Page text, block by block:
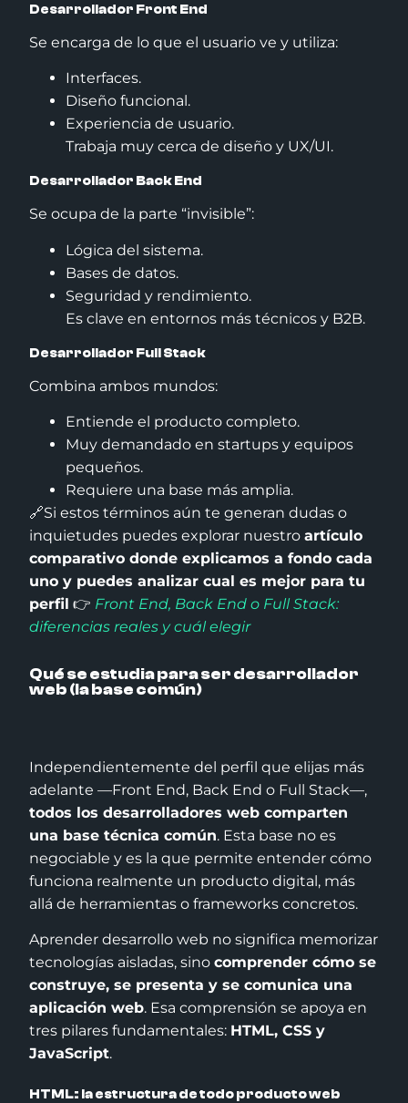
Desarrollador Front End
Se encarga de lo que el usuario ve y utiliza:
Interfaces.
Diseño funcional.
Experiencia de usuario.
Trabaja muy cerca de diseño y UX/UI.
Desarrollador Back End
Se ocupa de la parte “invisible”:
Lógica del sistema.
Bases de datos.
Seguridad y rendimiento.
Es clave en entornos más técnicos y B2B.
Desarrollador Full Stack
Combina ambos mundos:
Entiende el producto completo.
Muy demandado en startups y equipos
pequeños.
Requiere una base más amplia.
🔗Si estos términos aún te generan dudas o
inquietudes puedes explorar nuestroartículo
comparativo donde explicamos a fondo cada
uno y puedes analizar cual es mejor para tu
perfil 👉 Front End, Back End o Full Stack:
diferencias reales y cuál elegir
Qué se estudia para ser desarrollador
web (la base común)
Independientemente del perfil que elijas más
adelante —Front End, Back End o Full Stack—,
todos los desarrolladores web comparten
una base técnica común. Esta base no es
negociable y es la que permite entender cómo
funciona realmente un producto digital, más
allá de herramientas o frameworks concretos.
Aprender desarrollo web no significa memorizar
tecnologías aisladas, sinocomprender cómo se
construye, se presenta y se comunica una
aplicación web. Esa comprensión se apoya en
tres pilares fundamentales: HTML, CSS y
JavaScript.
HTML: la estructura de todo producto web